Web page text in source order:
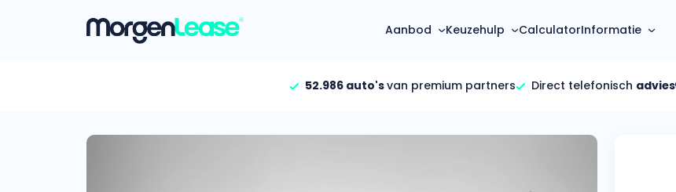
Aanbod Keuzehulp CalculatorInformatie
Over ons
52.986 auto'svan premium partners Direct telefonisch advies